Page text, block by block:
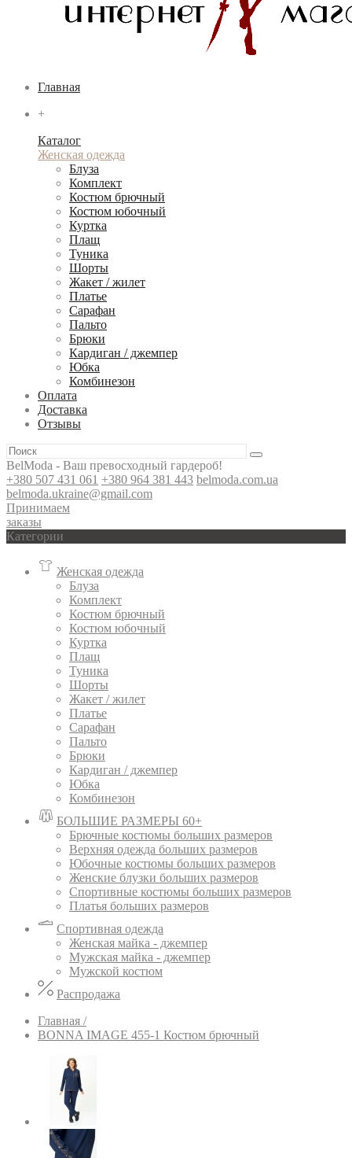
Главная
+
Каталог
Женская одежда
Блуза
Комплект
Костюм брючный
Костюм юбочный
Куртка
Плащ
Туника
Шорты
Жакет / жилет
Платье
Сарафан
Пальто
Брюки
Кардиган / джемпер
Юбка
Комбинезон
Оплата
Доставка
Отзывы
BelModa - Ваш превосходный гардероб!
+380 507 431 061 +380 964 381 443 belmoda.com.ua
belmoda.ukraine@gmail.com
Принимаем
заказы
Категории
Женская одежда
Блуза
Комплект
Костюм брючный
Костюм юбочный
Куртка
Плащ
Туника
Шорты
Жакет / жилет
Платье
Сарафан
Пальто
Брюки
Кардиган / джемпер
Юбка
Комбинезон
БОЛЬШИЕ РАЗМЕРЫ 60+
Брючные костюмы больших размеров
Верхняя одежда больших размеров
Юбочные костюмы больших размеров
Женские блузки больших размеров
Спортивные костюмы больших размеров
Платья больших размеров
Спортивная одежда
Женская майка - джемпер
Мужская майка - джемпер
Мужской костюм
Распродажа
Главная /
BONNA IMAGE 455-1 Костюм брючный